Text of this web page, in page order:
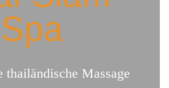
Spa
thailändische Massage